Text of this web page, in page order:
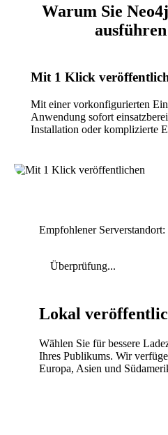
Warum Sie
Mit 1 Klick
Mit einer vorkonfigurierten
Anwendung sofort
Installation oder komplizierte
Empfohlener Serverstandort:
Überprüfung...
Lokal
Wählen Sie für bessere
Ihres Publikums. Wir
Europa, Asien und